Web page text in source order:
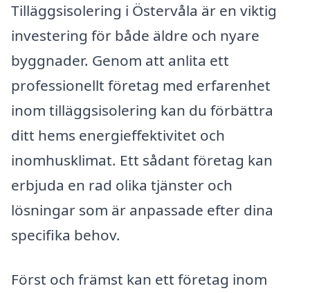
Tilläggsisolering i Östervåla är en viktig
investering för både äldre och nyare
byggnader. Genom att anlita ett
professionellt företag med erfarenhet
inom tilläggsisolering kan du förbättra
ditt hems energieffektivitet och
inomhusklimat. Ett sådant företag kan
erbjuda en rad olika tjänster och
lösningar som är anpassade efter dina
specifika behov.
Först och främst kan ett företag inom